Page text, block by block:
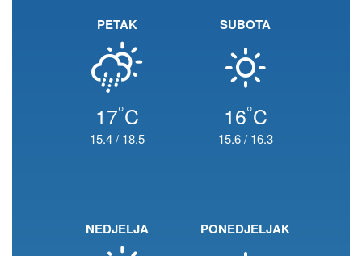
PETAK
17°C
15.4/ 18.5
SUBOTA
16°C
15.6/ 16.3
NEDJELJA PONEDJELJAK